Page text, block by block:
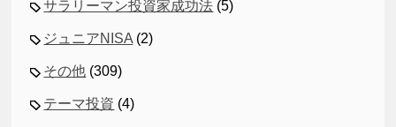
サラリーマン投資家成功法 (5)
ジュニアNISA (2)
その他 (309)
テーマ投資 (4)